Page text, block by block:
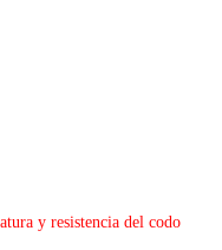
y resistencia del codo